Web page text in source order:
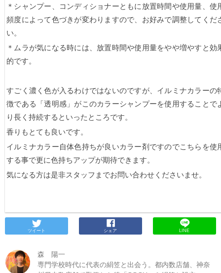
＊シャンプー、コンディショナーともに放置時間や使用量、使
頻度によって色づきが変わりますので、お好みで調整してくだ
い。
＊ムラが気になる時には、放置時間や使用量をやや増やすと効
的です。
すごく濃く色が入るわけではないのですが、イルミナカラーの
徴である「透明感」がこのカラーシャンプーを使用することで
り長く持続するといったところです。
香りもとても良いです。
イルミナカラー自体色持ちが良いカラー剤ですのでこちらを使
する事で更に色持ちアップが期待できます。
気になる方は是非スタッフまでお問い合わせくださいませ。
ツイート シェア LINE
森 陽一
専門学校時代に代表の絹笠と出会う。都内数店舗、神奈